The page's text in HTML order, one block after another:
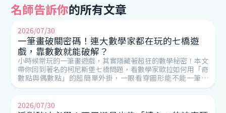
名師告訴你的所有文章
一筆畫破關密碼！連大數學家都在玩的七橋遊
戲，靠數數就能破解？
小時候常玩的一筆畫遊戲，其實隱藏著超狂的數學秘密！本文
帶你回到著名的柯尼斯堡七橋問題，看數學家歐拉如何用「奇
數點與偶數點」的超簡單外掛，一眼看穿圖形能不能一筆畫
完。不僅能破解益智遊戲，連外送員的最佳送餐路線都靠它！
2026/07/30
名師告訴你
2026/07/30